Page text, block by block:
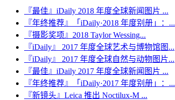
『最佳』iDaily 2018 年度全球新闻图片 ...
『年终推荐』「iDaily·2018 年度别册」：...
『摄影奖项』2018 Taylor Wessing...
『iDaily』 2017 年度全球艺术与博物馆图...
『iDaily』 2017 年度全球自然与动物图片...
『最佳』iDaily 2017 年度全球新闻图片 ...
『年终推荐』「iDaily·2017 年度别册」：...
『新镜头』Leica 推出 Noctilux-M ...